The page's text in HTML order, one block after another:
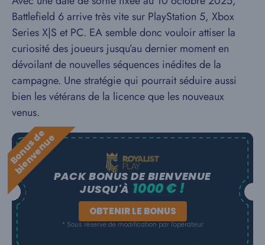
Battlefield 6 arrive très vite sur PlayStation 5, Xbox
Series X|S et PC. EA semble donc vouloir attiser la
curiosité des joueurs jusqu’au dernier moment en
dévoilant de nouvelles séquences inédites de la
campagne. Une stratégie qui pourrait séduire aussi
bien les vétérans de la licence que les nouveaux
venus.
B
o
n
u
s
d
e
b
i
e
n
v
e
n
u
ePACK BONUS DE BIENVENUE
JUSQU'À 1000 € !
OBTENIR LE BONUS
* Sous réserve de modification par l'opérateur